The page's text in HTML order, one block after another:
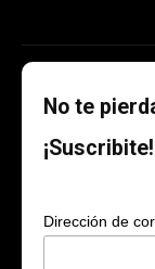
No te
¡Suscribite!
Dirección de